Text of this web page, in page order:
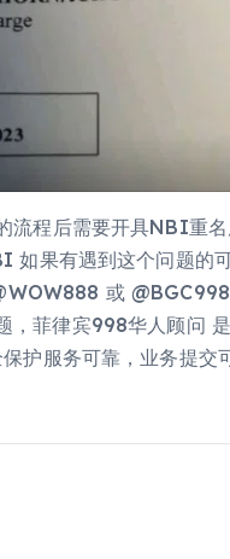
程后需要开具NBI重
如果有遇到这个问题的
或
，菲律宾998华人顾问
护服务可靠，业务提交